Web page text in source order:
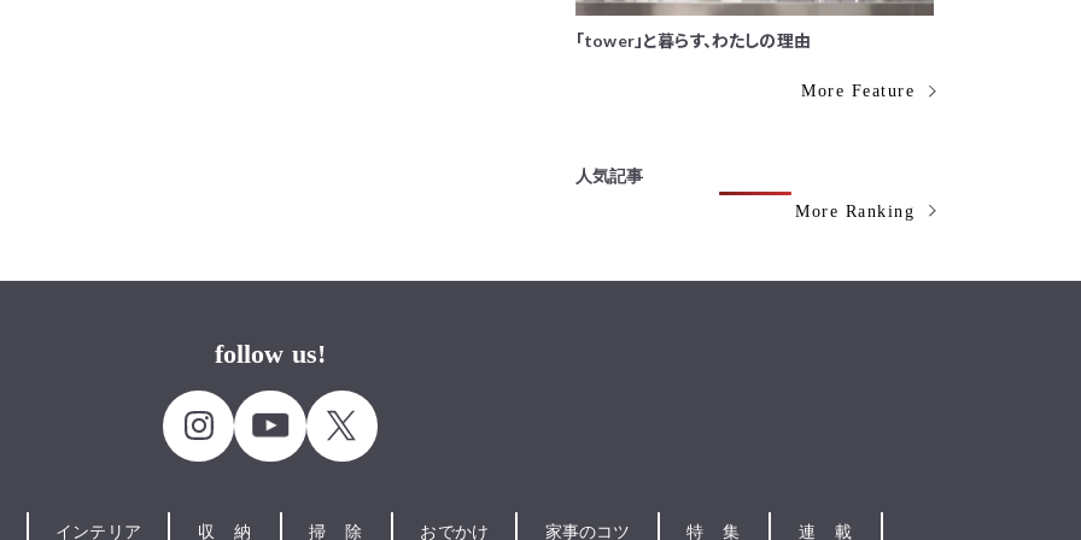
「tower」と暮らす、わたしの理由
More Feature
人気記事
More Ranking
follow us!
インテリア 収納 掃除 おでかけ 家事のコツ 特集 連載